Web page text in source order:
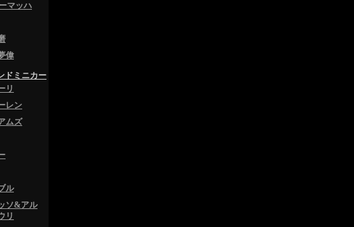
マッハ
偉
ドミニカー
リ
レン
ムズ
ル
ソ&アル
リ